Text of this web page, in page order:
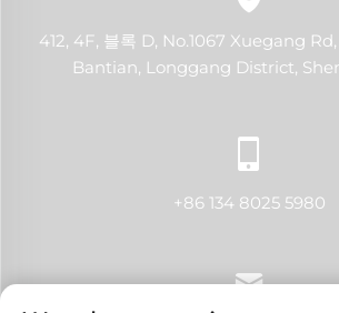
412, 4F, 블록 D, No.1067 Xuegang
Bantian, Longgang District,
+86 134 8025 5980